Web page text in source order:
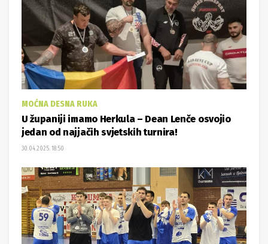
MOĆNA DESNA RUKA
U županiji imamo Herkula – Dean Lenče osvojio
jedan od najjačih svjetskih turnira!
30.04.2025. 18:50